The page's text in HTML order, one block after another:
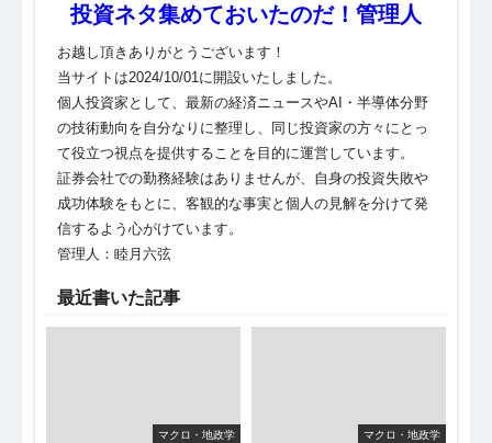
投資ネタ集めておいたのだ！管理人
お越し頂きありがとうございます！
当サイトは2024/10/01に開設いたしました。
個人投資家として、最新の経済ニュースやAI・半導体分野
の技術動向を自分なりに整理し、同じ投資家の方々にとっ
て役立つ視点を提供することを目的に運営しています。
証券会社での勤務経験はありませんが、自身の投資失敗や
成功体験をもとに、客観的な事実と個人の見解を分けて発
信するよう心がけています。
管理人：睦月六弦
最近書いた記事
マクロ・地政学 マクロ・地政学